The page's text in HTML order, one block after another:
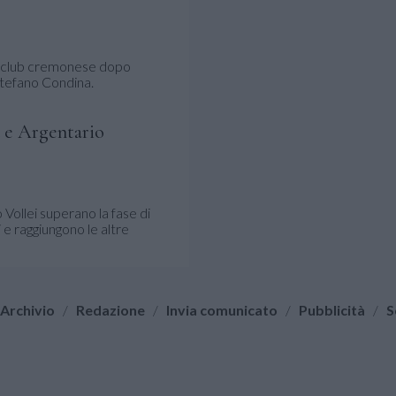
cremonese dopo
Condina.
Argentario
superano la fase di
raggiungono le altre
Archivio / Redazione / Invia comunicato / Pubblicità /